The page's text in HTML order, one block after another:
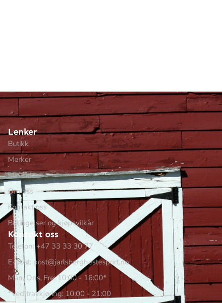
Lenker
Butikk
Merker
Min side
Om oss
Kontakt oss
Betingelser og kjøpsvilkår
Kontakt oss
Telefon: +47 33 33 30 77
E-post: post@jarlsberghestesport.no
Man, Ons, Fre: 10:00 - 16:00*
*Ved travkjøring: 10:00 - 21:00